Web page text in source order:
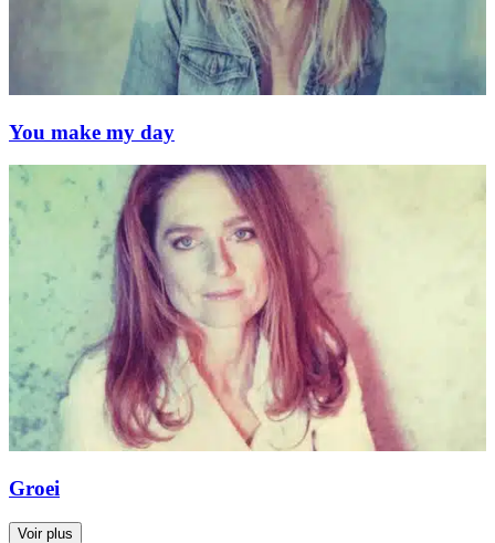
You make my day
Groei
Voir plus